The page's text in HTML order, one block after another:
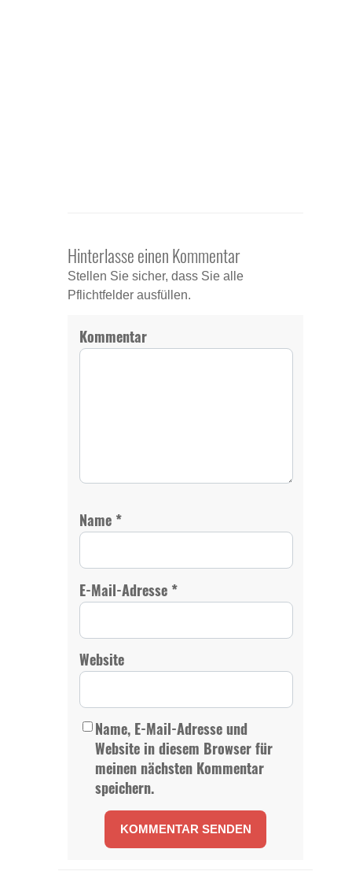
Hinterlasse einen Kommentar
Stellen Sie sicher, dass Sie alle
Pflichtfelder ausfüllen.
Kommentar
Name *
E-Mail-Adresse *
Website
Name, E-Mail-Adresse und
Website in diesem Browser für
meinen nächsten Kommentar
speichern.